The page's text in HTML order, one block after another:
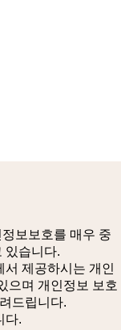
보보호를 매우 중
있습니다.
서 제공하시는 개인
으며 개인정보 보호
드립니다.
다.